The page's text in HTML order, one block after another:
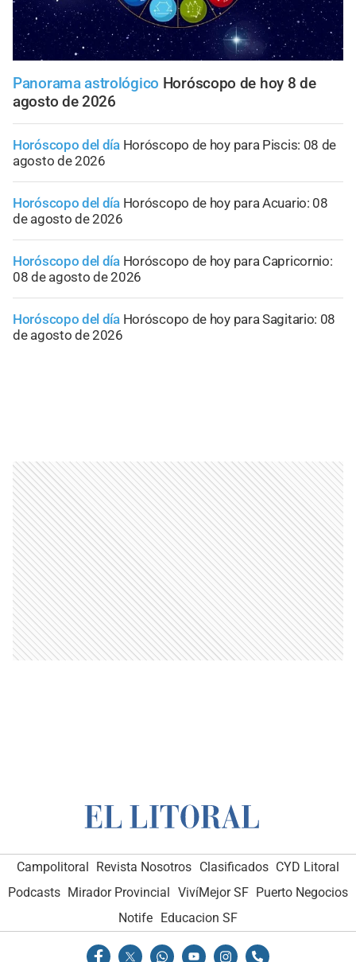
Panorama astrológico Horóscopo de hoy 8 de
agosto de 2026
Horóscopo del día Horóscopo de hoy para Piscis: 08 de
agosto de 2026
Horóscopo del día Horóscopo de hoy para Acuario: 08
de agosto de 2026
Horóscopo del día Horóscopo de hoy para Capricornio:
08 de agosto de 2026
Horóscopo del día Horóscopo de hoy para Sagitario: 08
de agosto de 2026
Campolitoral Revista Nosotros Clasificados CYD Litoral
Podcasts Mirador Provincial VivíMejor SF Puerto Negocios
Notife Educacion SF